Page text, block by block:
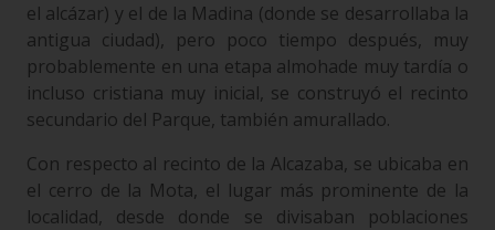
el alcázar) y el de la Madina (donde se desarrollaba la
antigua ciudad), pero poco tiempo después, muy
probablemente en una etapa almohade muy tardía o
incluso cristiana muy inicial, se construyó el recinto
secundario del Parque, también amurallado.
Con respecto al recinto de la Alcazaba, se ubicaba en
el cerro de la Mota, el lugar más prominente de la
localidad, desde donde se divisaban poblaciones